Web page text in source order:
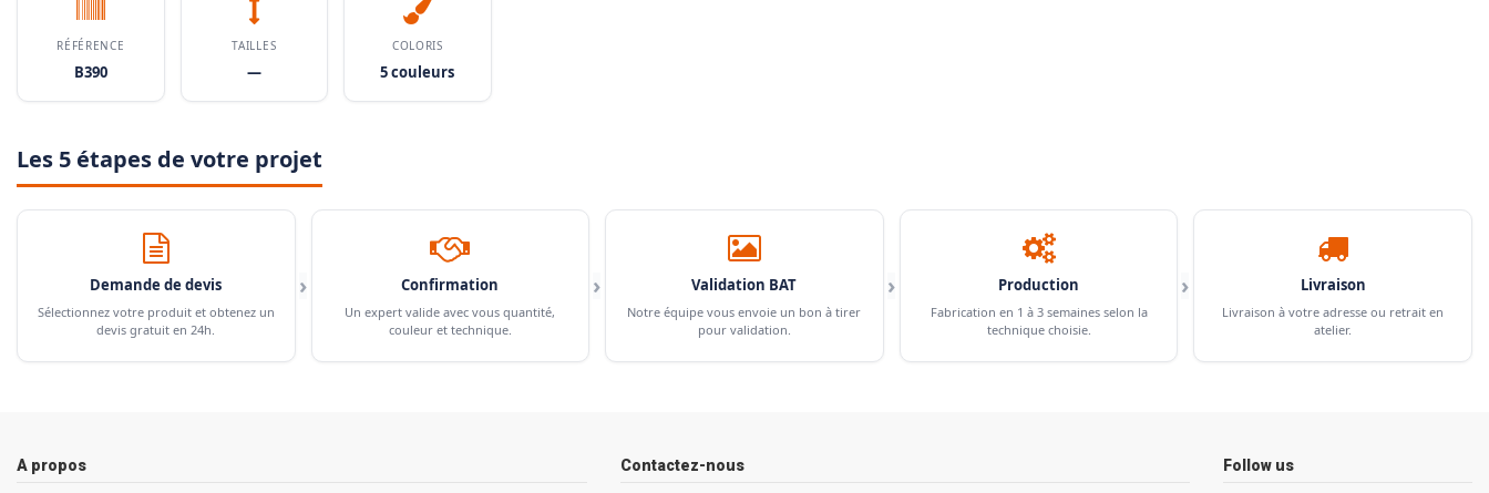
RÉFÉRENCE
B390
TAILLES
—
COLORIS
5 couleurs
Les 5 étapes de votre projet
Demande de devis
Sélectionnez votre produit et obtenez un
devis gratuit en 24h.
› Confirmation
Un expert valide avec vous quantité,
couleur et technique.
› Validation BAT
Notre équipe vous envoie un bon à tirer
pour validation.
› Production
Fabrication en 1 à 3 semaines selon la
technique choisie.
› Livraison
Livraison à votre adresse ou retrait en
atelier.
A propos Contactez-nous Follow us